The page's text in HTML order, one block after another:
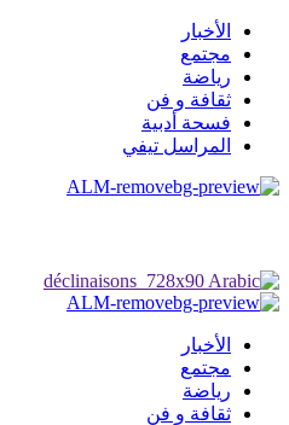
تخطي
المحتوى
الأخبار
مجتمع
رياضة
ثقافة و فن
فسحة أدبية
المراسل تيفي
القائمة
الأخبار
مجتمع
رياضة
ثقافة و فن